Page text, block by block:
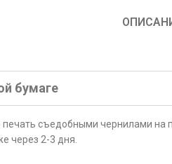
бумаге
печать съедобными чернилами
через 2-3 дня.